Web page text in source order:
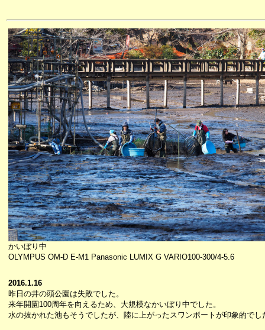
かいぼり中
OLYMPUS OM-D E-M1 Panasonic LUMIX G VARIO100-300/4-5.6
2016.1.16
昨日の井の頭公園は失敗でした。
来年開園100周年を向えるため、大規模なかいぼり中でした。
水の抜かれた池もそうでしたが、陸に上がったスワンボートが印象的でし